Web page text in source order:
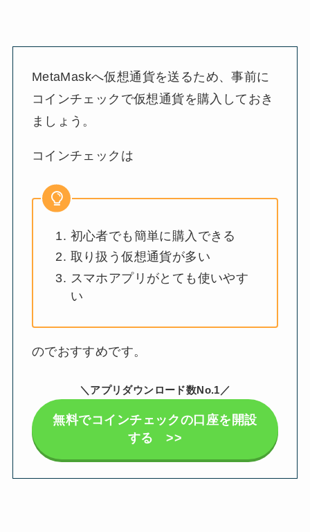
MetaMaskへ仮想通貨を送るため、事前に
コインチェックで仮想通貨を購入しておき
ましょう。
コインチェックは
初心者でも簡単に購入できる
取り扱う仮想通貨が多い
スマホアプリがとても使いやす
い
のでおすすめです。
＼アプリダウンロード数No.1／
無料でコインチェックの口座を開設
する >>